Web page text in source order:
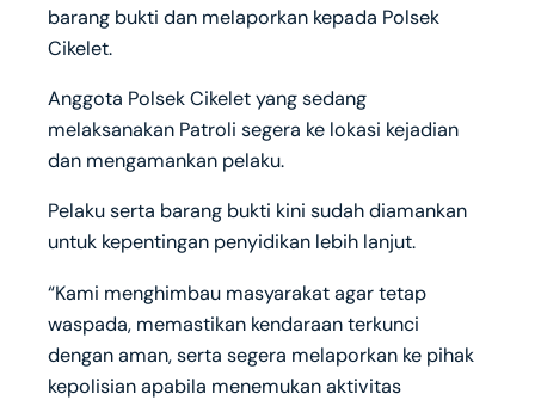
barang bukti dan melaporkan kepada Polsek
Cikelet.
Anggota Polsek Cikelet yang sedang
melaksanakan Patroli segera ke lokasi kejadian
dan mengamankan pelaku.
Pelaku serta barang bukti kini sudah diamankan
untuk kepentingan penyidikan lebih lanjut.
“Kami menghimbau masyarakat agar tetap
waspada, memastikan kendaraan terkunci
dengan aman, serta segera melaporkan ke pihak
kepolisian apabila menemukan aktivitas